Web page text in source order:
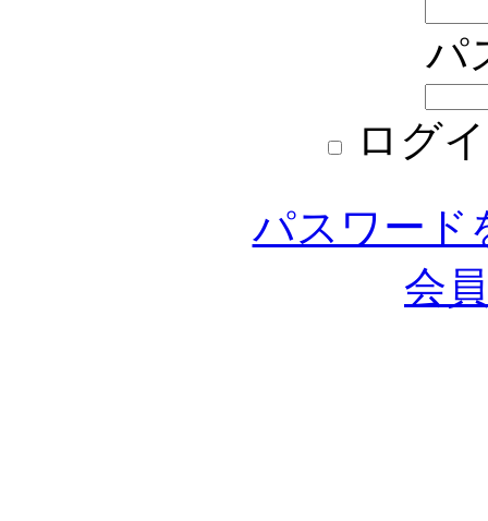
パ
ログ
パスワード
会